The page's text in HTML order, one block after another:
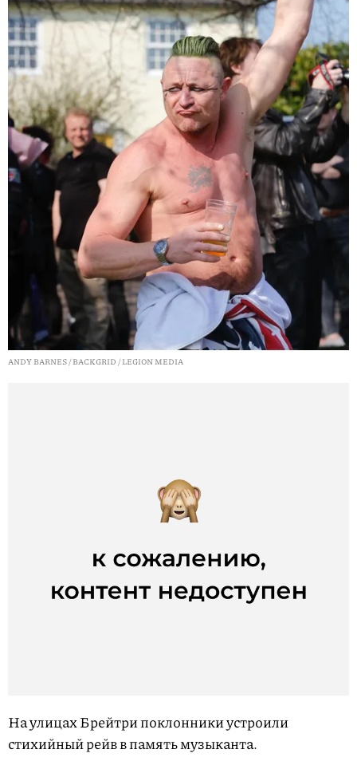
ANDY BARNES / BACKGRID / LEGION MEDIA
На улицах Брейтри поклонники устроили
стихийный рейв в память музыканта.